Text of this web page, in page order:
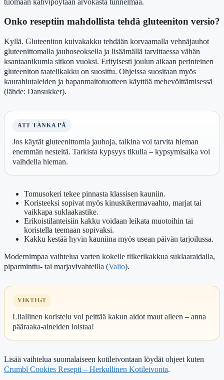
Onko reseptiin mahdollista tehdä gluteeniton versio?
Kyllä. Gluteeniton kuivakakku tehdään korvaamalla vehnäjauhot
gluteenittomalla jauhoseoksella ja lisäämällä tarvittaessa vähän
ksantaanikumia sitkon vuoksi. Erityisesti joulun aikaan perinteinen
gluteeniton taatelikakku on suosittu. Ohjeissa suositaan myös
kaurahiutaleiden ja hapanmaitotuotteen käyttöä mehevöittämisessä
(lähde: Dansukker).
ATT TÄNKA PÅ
Jos käytät gluteenittomia jauhoja, taikina voi tarvita hieman
enemmän nesteitä. Tarkista kypsyys tikulla – kypsymisaika voi
vaihdella hieman.
Tomusokeri tekee pinnasta klassisen kauniin.
Koristeeksi sopivat myös kinuskikermavaahto, marjat tai
vaikkapa suklaakastike.
Erikoistilanteisiin kakku voidaan leikata muotoihin tai
koristella teemaan sopivaksi.
Kakku kestää hyvin kauniina myös usean päivän tarjoilussa.
Modernimpaa vaihtelua varten kokeile tiikerikakkua suklaaraidalla,
piparminttu- tai marjavivahteilla (Valio).
VIKTIGT
Liiallinen koristelu voi peittää kakun aidot maut alleen – anna
pääraaka-aineiden loistaa!
Lisää vaihtelua suomalaiseen kotileivontaan löydät ohjeet kuten
Crumbl Cookies Resepti – Herkullinen Kotileivonta.